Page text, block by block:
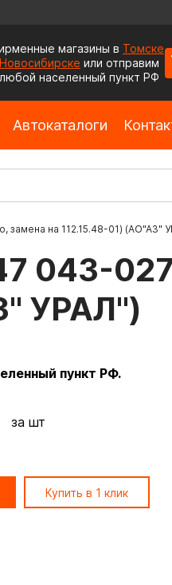
магазины в Томске
Новосибирске или отправим
населенный пункт РФ
Автокаталоги
замена на 112.15.48-01) (АО"АЗ"
043-
УРАЛ")
пункт РФ.
за шт
Купить в 1 клик